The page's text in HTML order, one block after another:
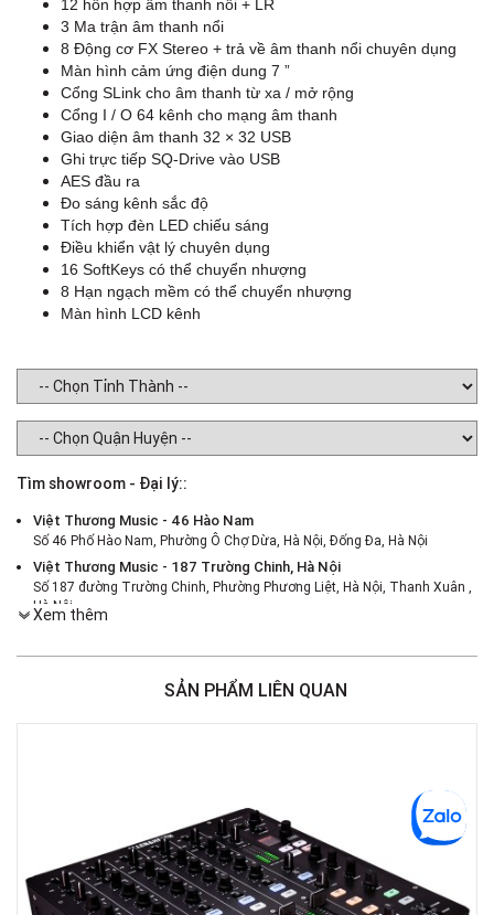
12 hỗn hợp âm thanh nổi + LR
3 Ma trận âm thanh nổi
8 Động cơ FX Stereo + trả về âm thanh nổi chuyên dụng
Màn hình cảm ứng điện dung 7 ”
Cổng SLink cho âm thanh từ xa / mở rộng
Cổng I / O 64 kênh cho mạng âm thanh
Giao diện âm thanh 32 × 32 USB
Ghi trực tiếp SQ-Drive vào USB
AES đầu ra
Đo sáng kênh sắc độ
Tích hợp đèn LED chiếu sáng
Điều khiển vật lý chuyên dụng
16 SoftKeys có thể chuyển nhượng
8 Hạn ngạch mềm có thể chuyển nhượng
Màn hình LCD kênh
Tìm showroom - Đại lý::
Việt Thương Music - 46 Hào Nam
Số 46 Phố Hào Nam, Phường Ô Chợ Dừa, Hà Nội, Đống Đa, Hà Nội
Việt Thương Music - 187 Trường Chinh, Hà Nội
Số 187 đường Trường Chinh, Phường Phương Liệt, Hà Nội, Thanh Xuân ,
Hà Nội
386 Cách Mạng Tháng Tám, Phường Nhiêu Lộc, TPHCM, Quận 3, Hồ Chí
Việt Thương Music - 369 Điện Biên Phủ
6F-01 Tầng 6 Trung Tâm Thương Mại Crescent Mall, 101 Tôn Dật Tiên,
Phường Tân Mỹ, TPHCM, Quận 7, Hồ Chí Minh
Việt Thương Music - 49E Phan Đăng Lưu
49E Phan Đăng Lưu, Phường Bình Thạnh, TPHCM, Quận Bình Thạnh, Hồ
Chí Minh
Xem thêm
SẢN PHẨM LIÊN QUAN